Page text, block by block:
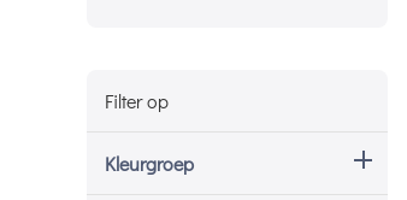
Filter op
Kleurgroep